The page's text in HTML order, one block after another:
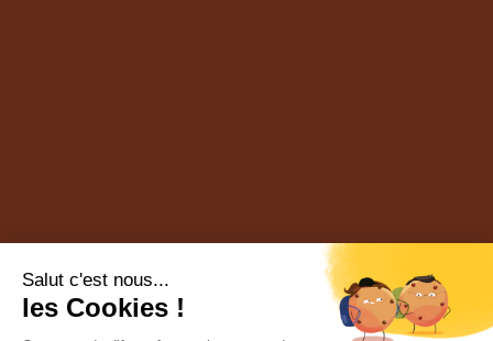
Salut c'est nous...
les Cookies !